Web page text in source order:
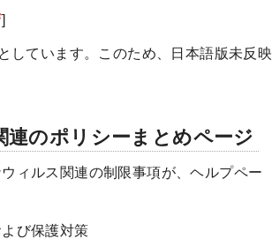
]
しています。このため、日本語版未反映
連のポリシーまとめページ
ィルス関連の制限事項が、ヘルプペー
び保護対策